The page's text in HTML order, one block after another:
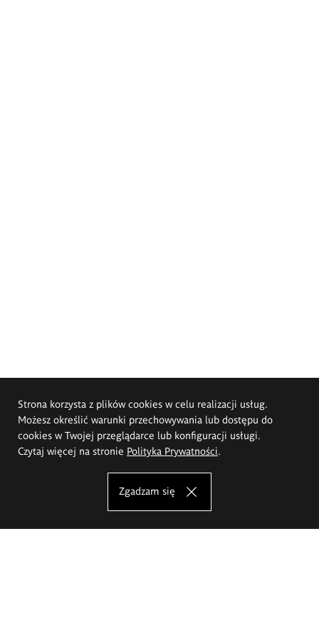
Strona korzysta z plików cookies w celu realizacji usług.
Możesz określić warunki przechowywania lub dostępu do
cookies w Twojej przeglądarce lub konfiguracji usługi.
Czytaj więcej na stronie Polityka Prywatności.
Zgadzam się